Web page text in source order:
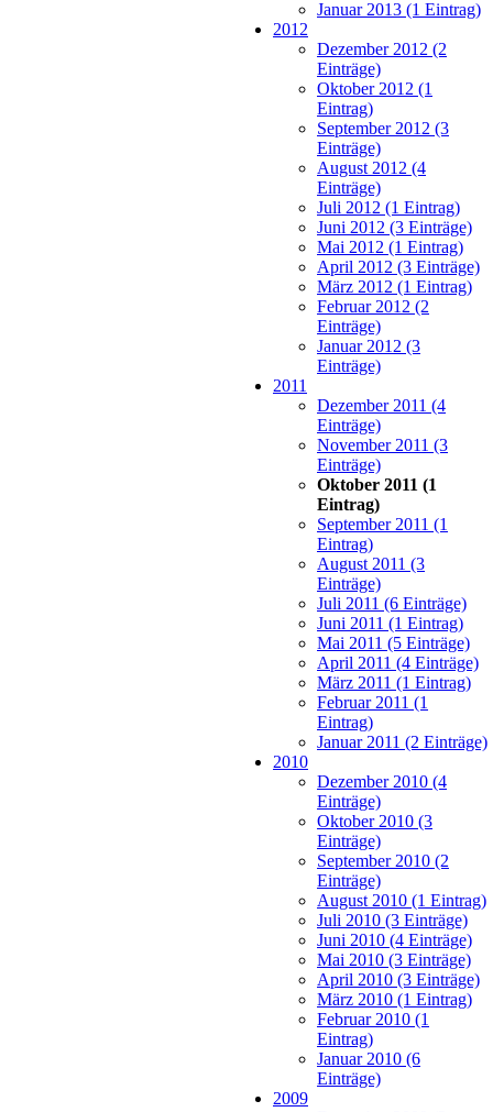
Januar 2013 (1 Eintrag)
2012
Dezember 2012 (2
Einträge)
Oktober 2012 (1
Eintrag)
September 2012 (3
Einträge)
August 2012 (4
Einträge)
Juli 2012 (1 Eintrag)
Juni 2012 (3 Einträge)
Mai 2012 (1 Eintrag)
April 2012 (3 Einträge)
März 2012 (1 Eintrag)
Februar 2012 (2
Einträge)
Januar 2012 (3
Einträge)
2011
Dezember 2011 (4
Einträge)
November 2011 (3
Einträge)
Oktober 2011 (1
Eintrag)
September 2011 (1
Eintrag)
August 2011 (3
Einträge)
Juli 2011 (6 Einträge)
Juni 2011 (1 Eintrag)
Mai 2011 (5 Einträge)
April 2011 (4 Einträge)
März 2011 (1 Eintrag)
Februar 2011 (1
Eintrag)
Januar 2011 (2 Einträge)
2010
Dezember 2010 (4
Einträge)
Oktober 2010 (3
Einträge)
September 2010 (2
Einträge)
August 2010 (1 Eintrag)
Juli 2010 (3 Einträge)
Juni 2010 (4 Einträge)
Mai 2010 (3 Einträge)
April 2010 (3 Einträge)
März 2010 (1 Eintrag)
Februar 2010 (1
Eintrag)
Januar 2010 (6
Einträge)
2009